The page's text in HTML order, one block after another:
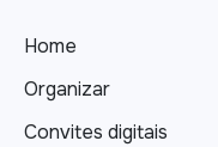
Home
Organizar
Convites digitais